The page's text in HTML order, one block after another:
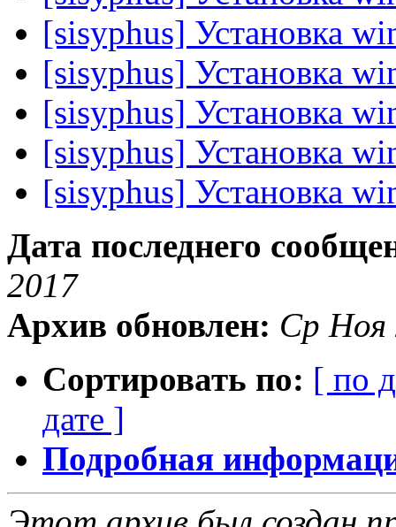
[sisyphus] Установка
[sisyphus] Установка
[sisyphus] Установка
[sisyphus] Установка
[sisyphus] Установка
Дата последнего
2017
Архив обновлен: Ср Ноя
Сортировать по: [ по
дате ]
Подробная